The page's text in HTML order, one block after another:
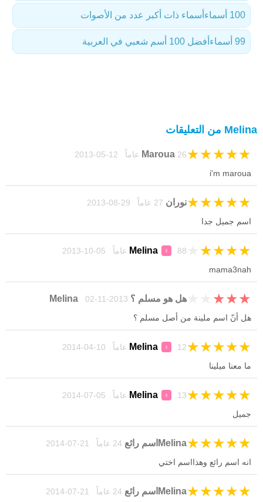
أسماء ذات أكبر عدد من الأصوات 100 أسماء
أفضل 100 أسم شعبي في العربية 99 أسماء
Melina من التعليقات
Maroua 26 عاماً 12-05-2013 ★
★
★
★
★
i'm maroua
نوران ★
★
★
★
★
اسم جميل جدا
Melina ♀ 88 عاماً 05-10-2013 ★
★
★
★
mama3nah
هل هو مسلم ؟ Melina 02-11-2013 ★
★
★
هل أنّ اسم ملينة من أصل مسلم ؟
Melina ♀ 12 عاماً 10-04-2014 ★
★
★
★
★
ما معنا ميلينا
Melina ♀ 13 عاماً 05-07-2014 ★
★
★
★
★
جميل
Melinaاسم رائع ★
★
★
★
★
انه اسم رائع وهذااسم اختي
Melinaاسم رائع ★
★
★
★
★